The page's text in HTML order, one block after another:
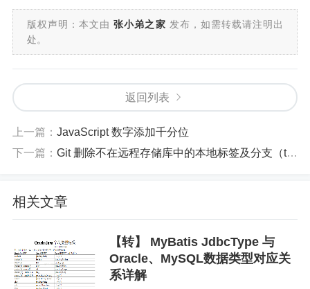
版权声明：本文由 张小弟之家 发布，如需转载请注明出
处。
返回列表
上一篇： JavaScript 数字添加千分位
下一篇： Git 删除不在远程存储库中的本地标签及分支（tag, branch）
相关文章
【转】 MyBatis JdbcType 与
Oracle、MySQL数据类型对应关
系详解